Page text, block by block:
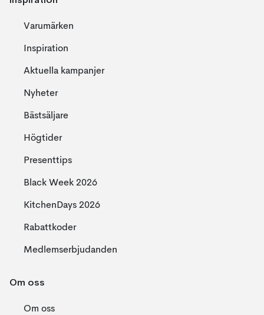
Varumärken
Inspiration
Aktuella kampanjer
Nyheter
Bästsäljare
Högtider
Presenttips
Black Week 2026
KitchenDays 2026
Rabattkoder
Medlemserbjudanden
Om oss
Om oss